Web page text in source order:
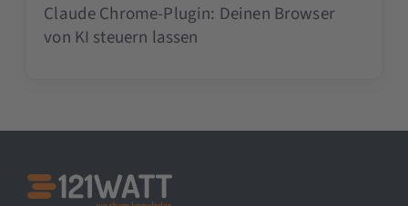
Claude Chrome-Plugin: Deinen Browser
von KI steuern lassen